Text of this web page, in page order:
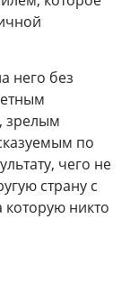
него без
зрелым
по
чего не
страну с
которую никто